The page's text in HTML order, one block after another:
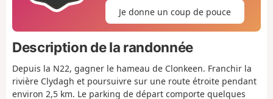
Je donne un coup de pouce
Description de la randonnée
Depuis la N22, gagner le hameau de Clonkeen. Franchir la
rivière Clydagh et poursuivre sur une route étroite pendant
environ 2,5 km. Le parking de départ comporte quelques